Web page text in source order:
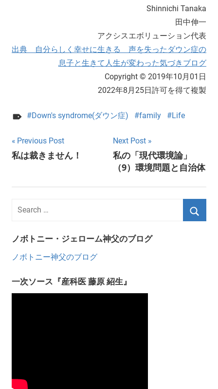
Shinnichi Tanaka
田中伸一
アクシスエボリューション代表
出典 自分らしく幸せに生きる 声を失ったダウン症の
息子と生きて人生が変わった気づきブログ
Copyright © 2019年10月01日
2022年8月25日許可を得て複製
Down's syndrome(ダウン症) family Life
Post
navigation
Previous Post
私は裁きません！
Next Post
私の「現代環境論」
（9）環境問題と自治体
ノボトニー・ジェローム神父のブログ
ノボトニー神父のブログ
一次ソース『産科医 藤原 紹生』